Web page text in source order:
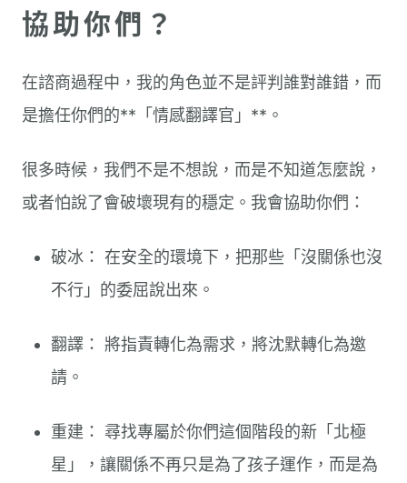
協助你們？
在諮商過程中，我的角色並不是評判誰對誰錯，而
是擔任你們的**「情感翻譯官」**。
很多時候，我們不是不想說，而是不知道怎麼說，
或者怕說了會破壞現有的穩定。我會協助你們：
破冰： 在安全的環境下，把那些「沒關係也沒
不行」的委屈說出來。
翻譯： 將指責轉化為需求，將沈默轉化為邀
請。
重建： 尋找專屬於你們這個階段的新「北極
星」，讓關係不再只是為了孩子運作，而是為